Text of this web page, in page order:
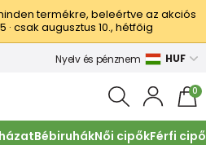
minden termékre, beleértve az akciós
· csak augusztus 10., hétfőig
Nyelv és pénznem HUF
0
BébiruhákNői cipőkFérfi